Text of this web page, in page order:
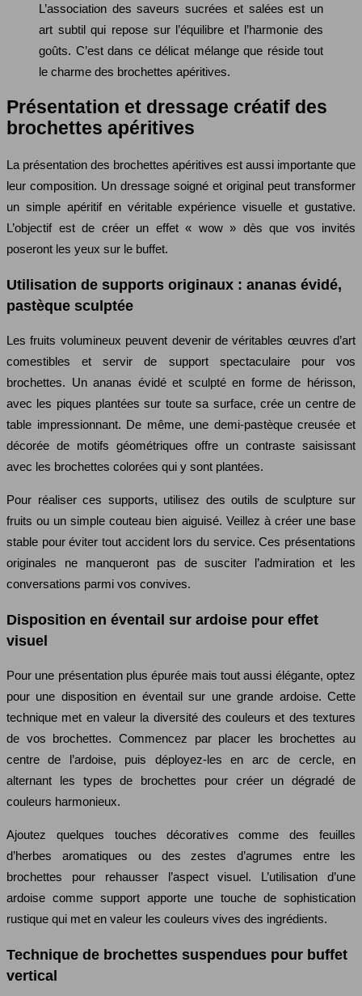
L’association des saveurs sucrées et salées est un
art subtil qui repose sur l’équilibre et l’harmonie des
goûts. C’est dans ce délicat mélange que réside tout
le charme des brochettes apéritives.
Présentation et dressage créatif des
brochettes apéritives
La présentation des brochettes apéritives est aussi importante que
leur composition. Un dressage soigné et original peut transformer
un simple apéritif en véritable expérience visuelle et gustative.
L’objectif est de créer un effet « wow » dès que vos invités
poseront les yeux sur le buffet.
Utilisation de supports originaux : ananas évidé,
pastèque sculptée
Les fruits volumineux peuvent devenir de véritables œuvres d’art
comestibles et servir de support spectaculaire pour vos
brochettes. Un ananas évidé et sculpté en forme de hérisson,
avec les piques plantées sur toute sa surface, crée un centre de
table impressionnant. De même, une demi-pastèque creusée et
décorée de motifs géométriques offre un contraste saisissant
avec les brochettes colorées qui y sont plantées.
Pour réaliser ces supports, utilisez des outils de sculpture sur
fruits ou un simple couteau bien aiguisé. Veillez à créer une base
stable pour éviter tout accident lors du service. Ces présentations
originales ne manqueront pas de susciter l’admiration et les
conversations parmi vos convives.
Disposition en éventail sur ardoise pour effet
visuel
Pour une présentation plus épurée mais tout aussi élégante, optez
pour une disposition en éventail sur une grande ardoise. Cette
technique met en valeur la diversité des couleurs et des textures
de vos brochettes. Commencez par placer les brochettes au
centre de l’ardoise, puis déployez-les en arc de cercle, en
alternant les types de brochettes pour créer un dégradé de
couleurs harmonieux.
Ajoutez quelques touches décoratives comme des feuilles
d’herbes aromatiques ou des zestes d’agrumes entre les
brochettes pour rehausser l’aspect visuel. L’utilisation d’une
ardoise comme support apporte une touche de sophistication
rustique qui met en valeur les couleurs vives des ingrédients.
Technique de brochettes suspendues pour buffet
vertical